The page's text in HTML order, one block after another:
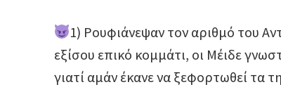
1) Ρουφιάνεψαν τον αριθμό του
εξίσου επικό κομμάτι, οι Μέιδε
γιατί αμάν έκανε να ξεφορτωθεί τα